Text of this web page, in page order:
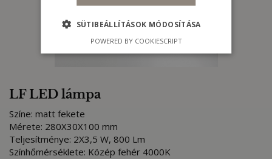
LF LED lámpa
Színe: matt fekete
Mérete: 280X30X100 mm
Teljesítménye: 2X3,5 W, 800 Lm
Színhőmérséklete: Közép fehér 4000K
SÜTIBEÁLLÍTÁSOK MÓDOSÍTÁSA
POWERED BY COOKIESCRIPT